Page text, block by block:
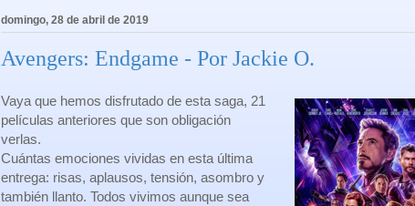
domingo, 28 de abril de 2019
Avengers: Endgame - Por Jackie O.
Vaya que hemos disfrutado de esta saga, 21
películas anteriores que son obligación
verlas.
Cuántas emociones vividas en esta última
entrega: risas, aplausos, tensión, asombro y
también llanto. Todos vivimos aunque sea